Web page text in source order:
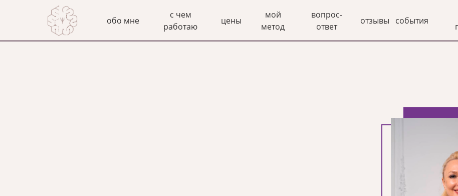
обо мне
с чем
работаю
цены
мой
метод
вопрос-
ответ
отзывы события